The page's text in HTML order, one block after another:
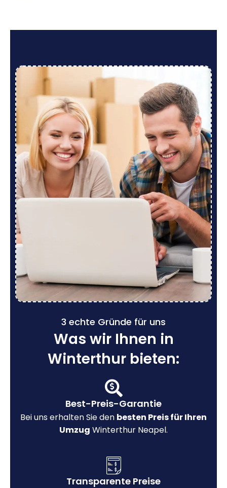
3 echte Gründe für uns
Was wir Ihnen in
Winterthur bieten:
Best-Preis-Garantie
Bei uns erhalten Sie den besten Preis für Ihren
Umzug Winterthur Neapel.
Transparente Preise